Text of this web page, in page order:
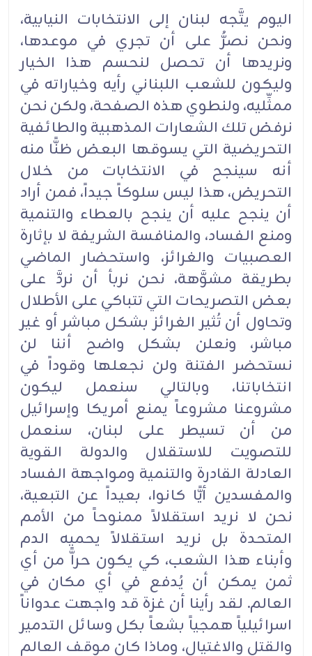
اليوم يتَّجه لبنان إلى الانتخابات النيابية،
ونحن نصرُّ على أن تجري في موعدها،
ونريدها أن تحصل لنحسم هذا الخيار
وليكون للشعب اللبناني رأيه وخياراته في
ممثِّليه، ولنطوي هذه الصفحة، ولكن نحن
نرفض تلك الشعارات المذهبية والطائفية
التحريضية التي يسوقها البعض ظنًّا منه
أنه سينجح في الانتخابات من خلال
التحريض، هذا ليس سلوكاً جيداً، فمن أراد
أن ينجح عليه أن ينجح بالعطاء والتنمية
ومنع الفساد، والمنافسة الشريفة لا بإثارة
العصبيات والغرائز، واستحضار الماضي
بطريقة مشوَّهة، نحن نربأ أن نردَّ على
بعض التصريحات التي تتباكي على الأطلال
وتحاول أن تُثير الغرائز بشكل مباشر أو غير
مباشر، ونعلن بشكل واضح أننا لن
نستحضر الفتنة ولن نجعلها وقوداً في
انتخاباتنا، وبالتالي سنعمل ليكون
مشروعنا مشروعاً يمنع أمريكا وإسرائيل
من أن تسيطر على لبنان، سنعمل
للتصويت للاستقلال والدولة القوية
العادلة القادرة والتنمية ومواجهة الفساد
والمفسدين أيًّا كانوا، بعيداً عن التبعية،
نحن لا نريد استقلالاً ممنوحاً من الأمم
المتحدة بل نريد استقلالاً يحميه الدم
وأبناء هذا الشعب، كي يكون حراًّ من أي
ثمن يمكن أن يُدفع في أي مكان في
العالم. لقد رأينا أن غزة قد واجهت عدواناً
اسرائيلياً همجياً بشعاً بكل وسائل التدمير
والقتل والاغتيال، وماذا كان موقف العالم